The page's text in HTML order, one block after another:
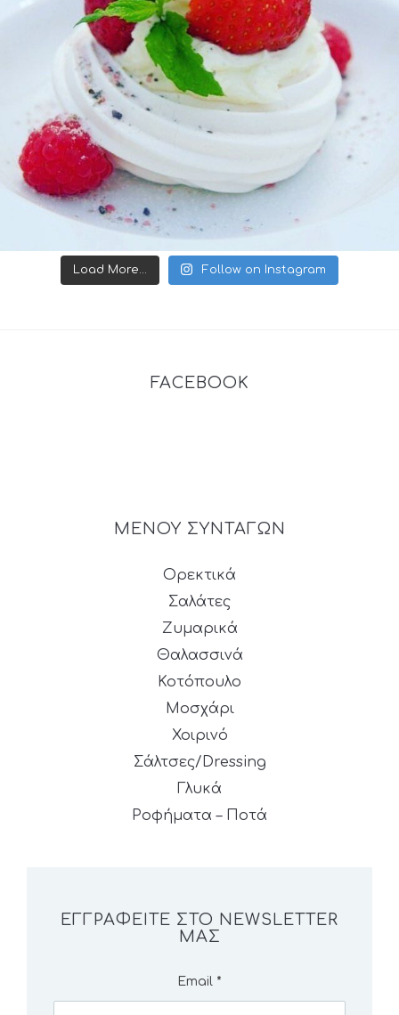
Load More... Follow on Instagram
FACEBOOK
ΜΕΝΟΥ ΣΥΝΤΑΓΩΝ
Ορεκτικά
Σαλάτες
Ζυμαρικά
Θαλασσινά
Κοτόπουλο
Μοσχάρι
Χοιρινό
Σάλτσες/Dressing
Γλυκά
Ροφήματα – Ποτά
ΕΓΓΡΑΦΕΊΤΕ ΣΤΟ NEWSLETTER
ΜΑΣ
Email *